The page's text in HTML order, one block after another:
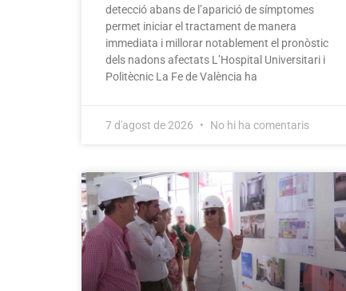
detecció abans de l’aparició de símptomes
permet iniciar el tractament de manera
immediata i millorar notablement el pronòstic
dels nadons afectats L’Hospital Universitari i
Politècnic La Fe de València ha
7 d'agost de 2026 No hi ha comentaris